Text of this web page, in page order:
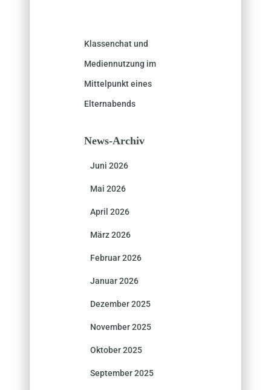
Klassenchat und
Mediennutzung im
Mittelpunkt eines
Elternabends
News-Archiv
Juni 2026
Mai 2026
April 2026
März 2026
Februar 2026
Januar 2026
Dezember 2025
November 2025
Oktober 2025
September 2025